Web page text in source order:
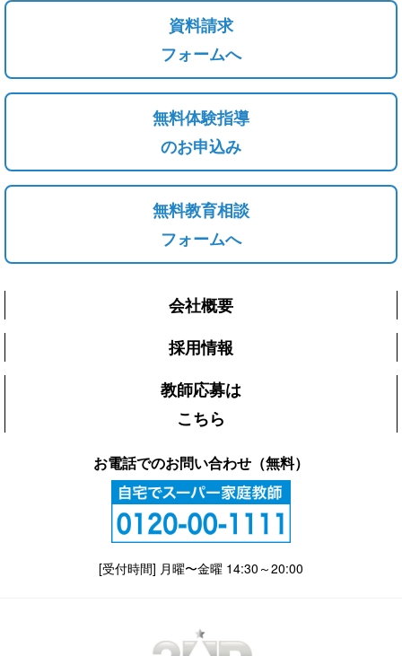
資料請求
フォームへ
無料体験指導
のお申込み
無料教育相談
フォームへ
会社概要
採用情報
教師応募は
こちら
お電話でのお問い合わせ（無料）
[受付時間] 月曜〜金曜 14:30～20:00